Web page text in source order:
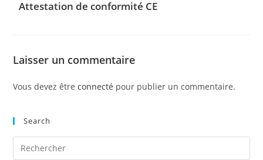
Attestation de conformité CE
Laisser un commentaire
Vous devez êtreconnecté pour publier un commentaire.
Search